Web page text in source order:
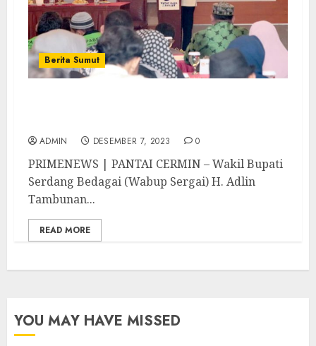
Berita Sumut
ADMIN DESEMBER 7, 2023 0
PRIMENEWS | PANTAI CERMIN – Wakil Bupati
Serdang Bedagai (Wabup Sergai) H. Adlin
Tambunan...
READ MORE
YOU MAY HAVE MISSED